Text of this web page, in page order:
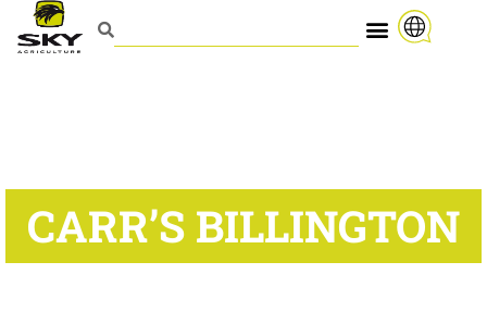
CARR’S BILLINGTON